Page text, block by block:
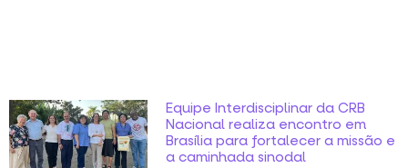
Equipe Interdisciplinar da CRB
Nacional realiza encontro em
Brasília para fortalecer a missão e
a caminhada sinodal